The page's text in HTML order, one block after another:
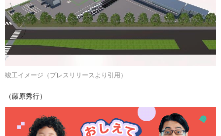
竣工イメージ（プレスリリースより引用）
（藤原秀行）